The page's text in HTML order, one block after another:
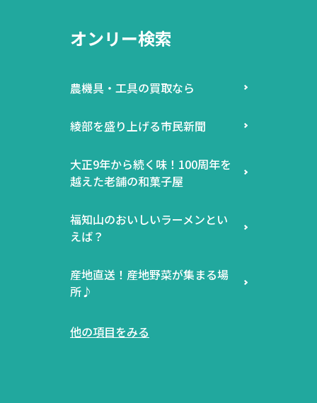
オンリー検索
農機具・工具の買取なら
綾部を盛り上げる市民新聞
大正9年から続く味！100周年を
越えた老舗の和菓子屋
福知山のおいしいラーメンとい
えば？
産地直送！産地野菜が集まる場
所♪
他の項目をみる